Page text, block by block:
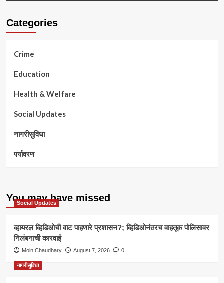
Categories
Crime
Education
Health & Welfare
Social Updates
नागरीसुविधा
पर्यावरण
You may have missed
Social Updates
व्हायरल व्हिडिओची वाट पाहणारे प्रशासन?; व्हिडिओनंतरच वाहतूक पोलिसावर
निलंबनाची कारवाई
Moin Chaudhary August 7, 2026 0
नागरीसुविधा